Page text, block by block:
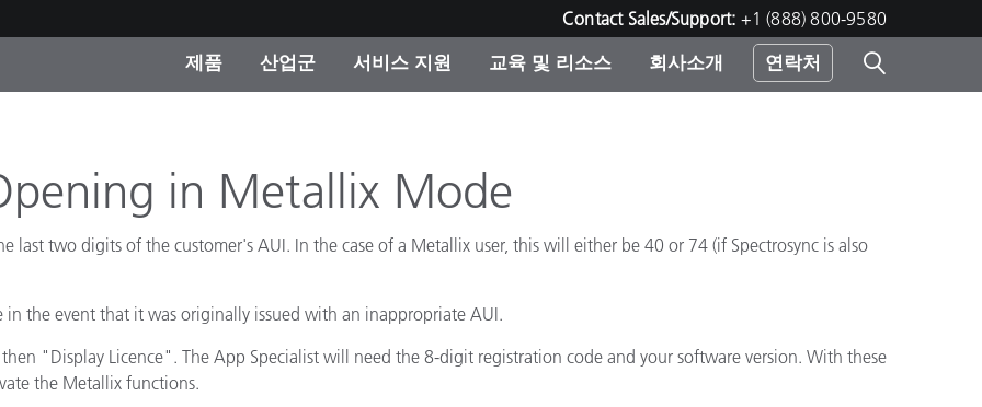
Contact Sales/Support: +1 (888) 800-9580
제품
진행중인 프로모션
산업군
식품 컬러 측정
서비스 지원 교육 및 리소스 회사소개 연락처
in Metallix Mode
last two digits of the customer's AUI. In the case of a Metallix user, this will either be 40 or 74 (if Spectrosync is also
the event that it was originally issued with an inappropriate AUI.
"Display Licence". The App Specialist will need the 8-digit registration code and your software version. With these
the Metallix functions.